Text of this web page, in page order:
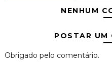
NENHUM
POSTAR UM
Obrigado pelo comentário.